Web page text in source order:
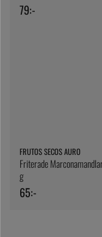
79:-
FRUTOS SECOS AURO
Friterade
g
65:-